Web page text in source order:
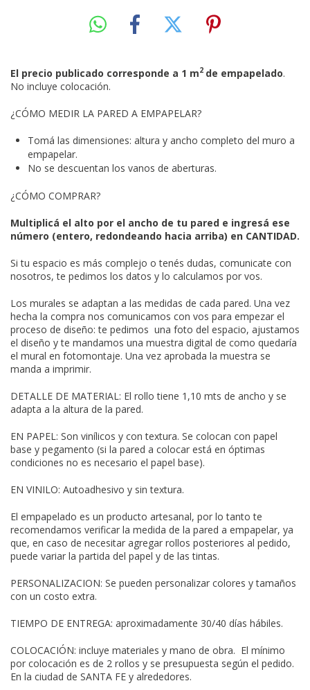
El precio publicado corresponde a 1 m2 de empapelado.
No incluye colocación.
¿CÓMO MEDIR LA PARED A EMPAPELAR?
Tomá las dimensiones: altura y ancho completo del muro a
empapelar.
No se descuentan los vanos de aberturas.
¿CÓMO COMPRAR?
Multiplicá el alto por el ancho de tu pared e ingresá ese
número (entero, redondeando hacia arriba) en CANTIDAD.
Si tu espacio es más complejo o tenés dudas, comunicate con
nosotros, te pedimos los datos y lo calculamos por vos.
Los murales se adaptan a las medidas de cada pared. Una vez
hecha la compra nos comunicamos con vos para empezar el
proceso de diseño: te pedimos una foto del espacio, ajustamos
el diseño y te mandamos una muestra digital de como quedaría
el mural en fotomontaje. Una vez aprobada la muestra se
manda a imprimir.
DETALLE DE MATERIAL: El rollo tiene 1,10 mts de ancho y se
adapta a la altura de la pared.
EN PAPEL: Son vinílicos y con textura. Se colocan con papel
base y pegamento (si la pared a colocar está en óptimas
condiciones no es necesario el papel base).
EN VINILO: Autoadhesivo y sin textura.
El empapelado es un producto artesanal, por lo tanto te
recomendamos verificar la medida de la pared a empapelar, ya
que, en caso de necesitar agregar rollos posteriores al pedido,
puede variar la partida del papel y de las tintas.
PERSONALIZACION: Se pueden personalizar colores y tamaños
con un costo extra.
TIEMPO DE ENTREGA: aproximadamente 30/40 días hábiles.
COLOCACIÓN: incluye materiales y mano de obra. El mínimo
por colocación es de 2 rollos y se presupuesta según el pedido.
En la ciudad de SANTA FE y alrededores.